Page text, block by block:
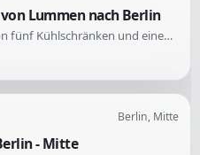
Lummen nach Berlin
Es wird Hilfe für den Transport von fünf Kühlschränken und einem Miniofen benötigt. Die Geräte müssen am 11.08.26 von einem Standort in Lummen, Belgien abgeholt und innerhalb von zwei Monaten nach Berlin geliefert werden.
Berlin, Mitte
- Mitte